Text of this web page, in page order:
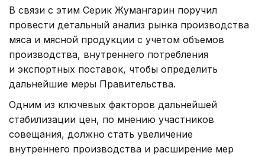
В связи с этим Серик Жумангарин поручил
провести детальный анализ рынка производства
мяса и мясной продукции с учетом объемов
производства, внутреннего потребления
и экспортных поставок, чтобы определить
дальнейшие меры Правительства.
Одним из ключевых факторов дальнейшей
стабилизации цен, по мнению участников
совещания, должно стать увеличение
внутреннего производства и расширение мер